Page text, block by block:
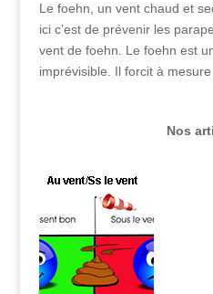
Le foehn, un vent chaud et
ici c’est de prévenir les
vent de foehn. Le foehn est
imprévisible. Il forcit à mesure
Nos